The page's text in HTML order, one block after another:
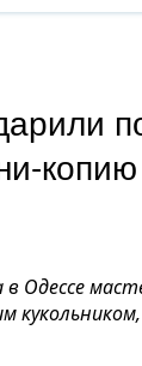
копию
Одессе